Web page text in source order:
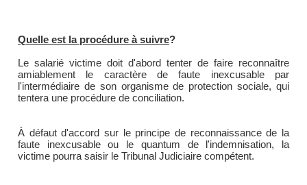
Quelle est la procédure à suivre?
Le salarié victime doit d'abord tenter de faire reconnaître
amiablement le caractère de faute inexcusable par
l'intermédiaire de son organisme de protection sociale, qui
tentera une procédure de conciliation.
À défaut d'accord sur le principe de reconnaissance de la
faute inexcusable ou le quantum de l'indemnisation, la
victime pourra saisir le Tribunal Judiciaire compétent.